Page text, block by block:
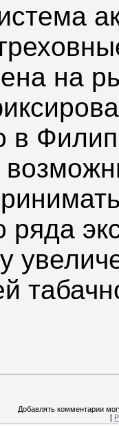
на
в
Добавлять комментарии
[